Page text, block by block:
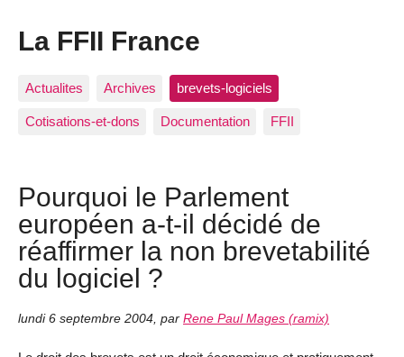
La FFII France
Actualites Archives brevets-logiciels
Cotisations-et-dons Documentation FFII
Pourquoi le Parlement
européen a-t-il décidé de
réaffirmer la non brevetabilité
du logiciel ?
lundi 6 septembre 2004 par Rene Paul Mages (ramix)